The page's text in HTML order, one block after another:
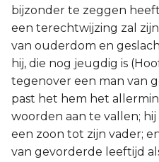
bijzonder te zeggen
een terechtwijzing zal
van ouderdom en
hij, die nog jeugdig is
tegenover een man van
past het hem het
woorden aan te vallen;
een zoon tot zijn vader;
van gevorderde leeftijd